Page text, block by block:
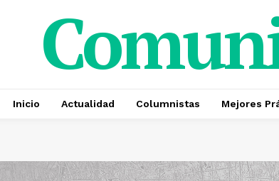
Inicio Actualidad Columnistas Mejores